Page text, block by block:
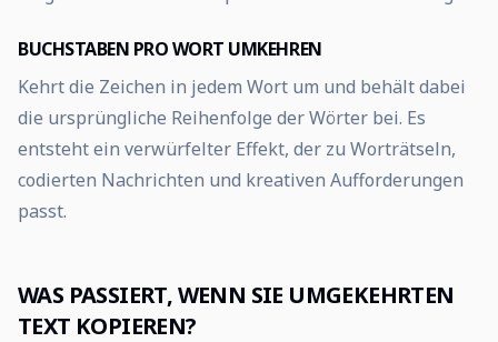
BUCHSTABEN PRO WORT UMKEHREN
Kehrt die Zeichen in jedem Wort um und behält dabei
die ursprüngliche Reihenfolge der Wörter bei. Es
entsteht ein verwürfelter Effekt, der zu Worträtseln,
codierten Nachrichten und kreativen Aufforderungen
passt.
WAS PASSIERT, WENN SIE UMGEKEHRTEN
TEXT KOPIEREN?